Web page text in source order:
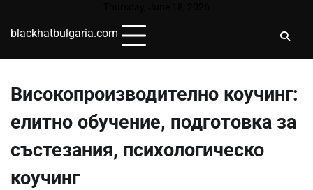
content
blackhatbulgaria.com
Високопроизводително коучинг:
елитно обучение, подготовка за
състезания, психологическо
коучинг